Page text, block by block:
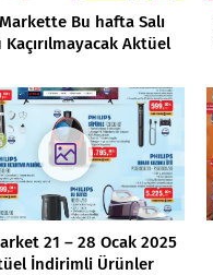
Bu hafta Salı
Kaçırılmayacak Aktüel
21 – 28 Ocak 2025
İndirimli Ürünler